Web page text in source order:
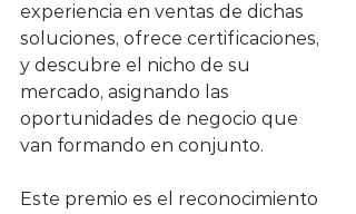
experiencia en ventas de dichas
soluciones, ofrece certificaciones,
y descubre el nicho de su
mercado, asignando las
oportunidades de negocio que
van formando en conjunto.
Este premio es el reconocimiento